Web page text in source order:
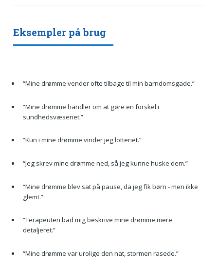
Eksempler på brug
“Mine drømme vender ofte tilbage til min barndomsgade.”
“Mine drømme handler om at gøre en forskel i
sundhedsvæsenet.”
“Kun i mine drømme vinder jeg lotteriet.”
“Jeg skrev mine drømme ned, så jeg kunne huske dem.”
“Mine drømme blev sat på pause, da jeg fik børn - men ikke
glemt.”
“Terapeuten bad mig beskrive mine drømme mere
detaljeret.”
“Mine drømme var urolige den nat, stormen rasede.”